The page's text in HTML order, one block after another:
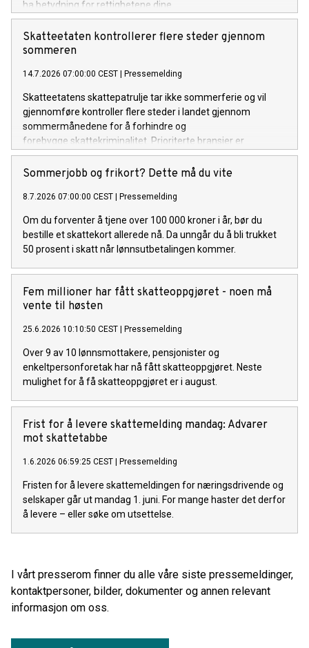
ha betydning for rettighetene dine.
Skatteetaten kontrollerer flere steder gjennom
sommeren
14.7.2026 07:00:00 CEST Pressemelding
Skatteetatens skattepatrulje tar ikke sommerferie og vil
gjennomføre kontroller flere steder i landet gjennom
sommermånedene for å forhindre og
forebygge skattekriminalitet. Prioriterte bransjer er
byggeplasser, transport, serveringssteder og andre
personallistepliktige bransjer.
Sommerjobb og frikort? Dette må du vite
8.7.2026 07:00:00 CEST Pressemelding
Om du forventer å tjene over 100 000 kroner i år, bør du
bestille et skattekort allerede nå. Da unngår du å bli trukket
50 prosent i skatt når lønnsutbetalingen kommer.
Fem millioner har fått skatteoppgjøret - noen må
vente til høsten
25.6.2026 10:10:50 CEST Pressemelding
Over 9 av 10 lønnsmottakere, pensjonister og
enkeltpersonforetak har nå fått skatteoppgjøret. Neste
mulighet for å få skatteoppgjøret er i august.
Frist for å levere skattemelding mandag: Advarer
mot skattetabbe
1.6.2026 06:59:25 CEST Pressemelding
Fristen for å levere skattemeldingen for næringsdrivende og
selskaper går ut mandag 1. juni. For mange haster det derfor
å levere – eller søke om utsettelse.
I vårt presserom finner du alle våre siste pressemeldinger,
kontaktpersoner, bilder, dokumenter og annen relevant
informasjon om oss.